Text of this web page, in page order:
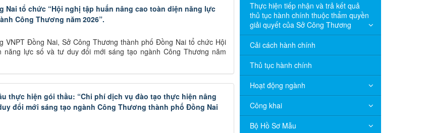
Nai tổ chức “Hội nghị tập huấn nâng cao toàn diện năng lực
Công Thương năm 2026”.
VNPT Đồng Nai, Sở Công Thương thành phố Đồng Nai tổ chức Hội
năng lực số và tư duy đổi mới sáng tạo ngành Công Thương năm
thực hiện gói thầu: “Chi phí dịch vụ đào tạo thực hiện nâng
đổi mới sáng tạo ngành Công Thương thành phố Đồng Nai
Thực hiện tiếp nhận và trả kết quả
thủ tục hành chính thuộc thẩm quyền
giải quyết của Sở Công Thương
Cải cách hành chính
Thủ tục hành chính
Hoạt động ngành
Công khai
Bộ Hồ Sơ Mẫu